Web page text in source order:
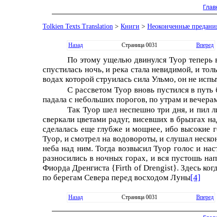
Tolkien Texts Translation > Книги > Неоконченные
Назад Страница 0031 Вперед
По этому ущелью двинулся Туор
спустилась ночь, и река стала невидимой, и
водах которой струилась сила Ульмо, он не
С рассветом Туор вновь пустился в
падала с небольших порогов, по утрам и
Так Туор шел неспешно три дня, и пил
сверкали цветами радуг, висевших в брызгах
сделалась еще глубже и мощнее, ибо
Туор, и смотрел на водовороты, и слушал
неба над ним. Тогда возвысил Туор голос и
разносились в ночных горах, и вся пустошь
Фиорда Дренгиста {Firth of Drengist}. Здесь
по берегам Севера перед восходом Луны[4]
Назад Страница 0031 Вперед